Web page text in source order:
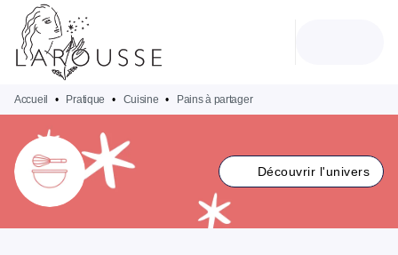
MENU
PIED DE PAGE
Accueil • Pratique • Cuisine • Pains à partager
Découvrir l'univers